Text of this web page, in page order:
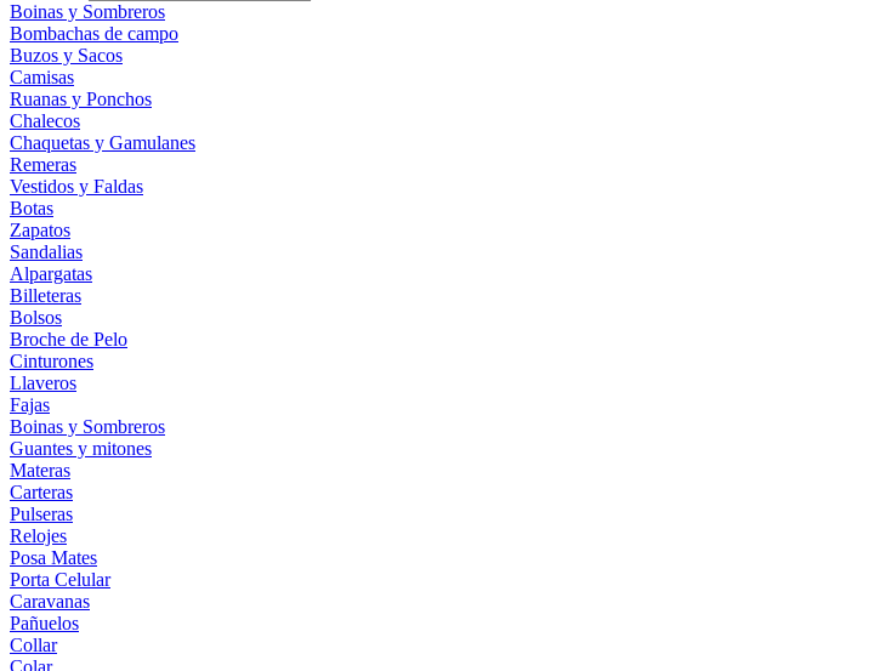
Boinas y Sombreros
Bombachas de campo
Buzos y Sacos
Camisas
Ruanas y Ponchos
Chalecos
Chaquetas y Gamulanes
Remeras
Vestidos y Faldas
Botas
Zapatos
Sandalias
Alpargatas
Billeteras
Bolsos
Broche de Pelo
Cinturones
Llaveros
Fajas
Boinas y Sombreros
Guantes y mitones
Materas
Carteras
Pulseras
Relojes
Posa Mates
Porta Celular
Caravanas
Pañuelos
Collar
Colar